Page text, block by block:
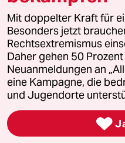
© 2026 taz Verlags und
Alle Rechte vorbehalten. Bei
wenden Sie sich bitte an
Feedback
Leitlinie Informant
Seitenwende
Mit doppelter Kraft für
Besonders jetzt
Rechtsextremismus
Daher gehen 50
Neuanmeldungen an
eine Kampagne, die
und Jugendorte
